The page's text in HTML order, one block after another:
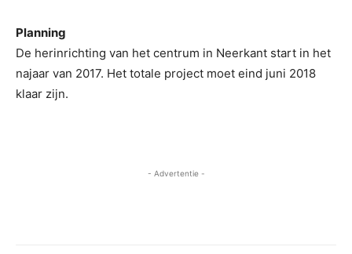
Planning
De herinrichting van het centrum in Neerkant start in het
najaar van 2017. Het totale project moet eind juni 2018
klaar zijn.
- Advertentie -